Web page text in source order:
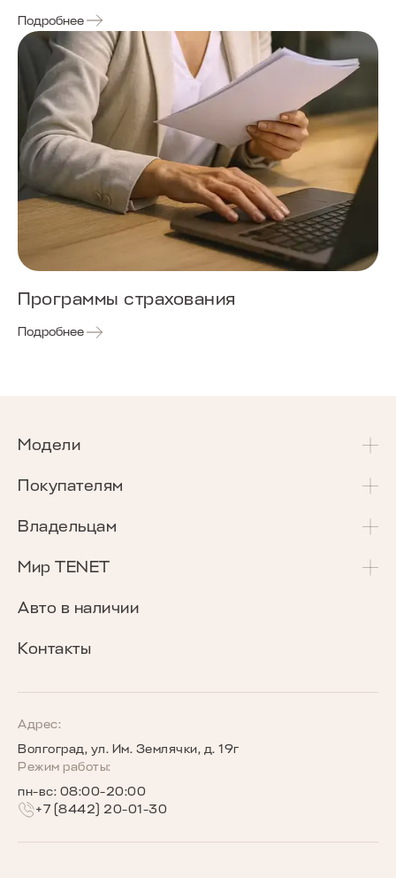
Подробнее
Программы страхования
Подробнее
Модели
T4
T4L
T7
T8
Покупателям
Акции и спецпредложения
Калькулятор Трейд-Ин
Сравнение комплектаций
Кредитные программы
Программы страхования
Владельцам
Сервисные акции
Программа «Помощь в пути»
Гарантия
Запись на сервис
Мир TENET
О бренде
Награды TENET
Сообщество владельцев TENET
Беговое сообщество TENET
Авто в наличии
Контакты
Адрес:
Волгоград, ул. Им. Землячки, д. 19г
Режим работы:
пн-вс: 08:00-20:00
+7 (8442) 20-01-30